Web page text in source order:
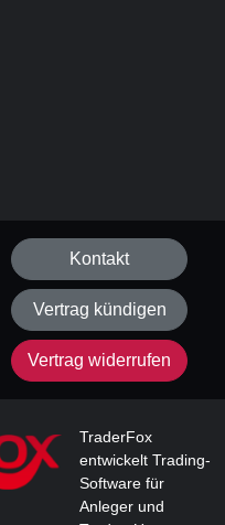
Kontakt
Vertrag kündigen
Vertrag widerrufen
TraderFox
entwickelt Trading-
Software für
Anleger und